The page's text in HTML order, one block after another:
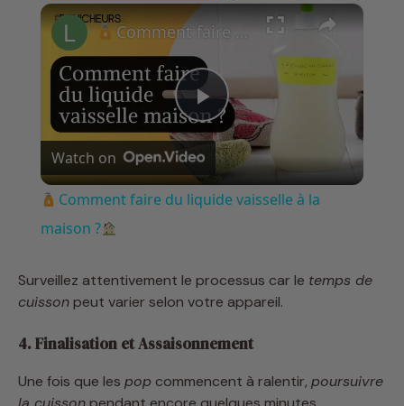
×
P
l
y
V
i
Comment faire du liquide vaisselle à la maison ?
Watch on
Comment faire du liquide vaisselle à la
maison ?
Surveillez attentivement le processus car le temps de
cuissonpeut varier selon votre appareil.
4. Finalisation et Assaisonnement
Une fois que les pop commencent à ralentir, poursuivre